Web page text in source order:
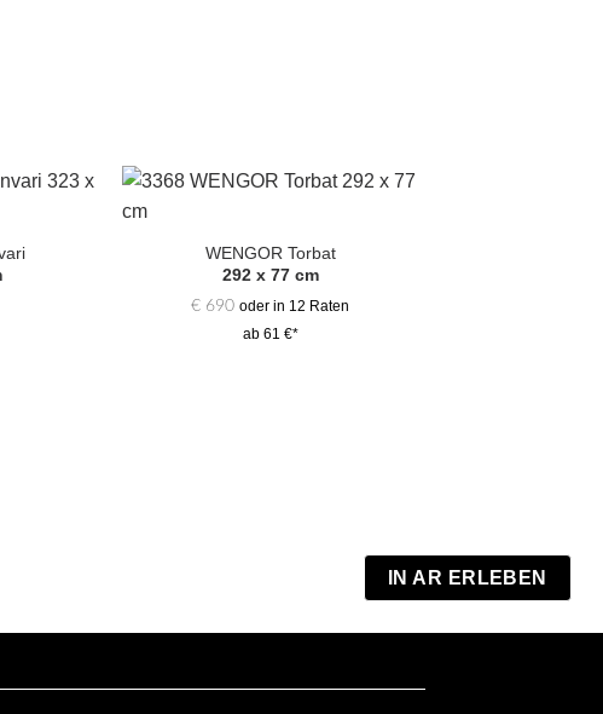
IN AR ERLEBEN
Auswahl
WENGOR Torbat
292 x 77 cm
€ 690 oder in 12 Raten
ab 61 €*